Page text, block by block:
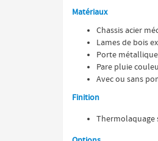
Matériaux
Chassis acier
Lames de bois
Porte
Pare pluie
Avec ou sans
Finition
Thermolaquage